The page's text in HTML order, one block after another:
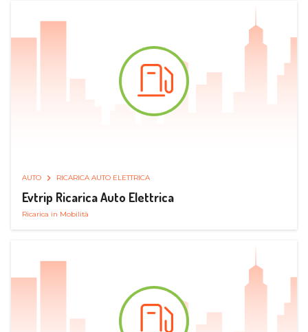
AUTO RICARICA AUTO ELETTRICA
Evtrip Ricarica Auto Elettrica
Ricarica in Mobilità